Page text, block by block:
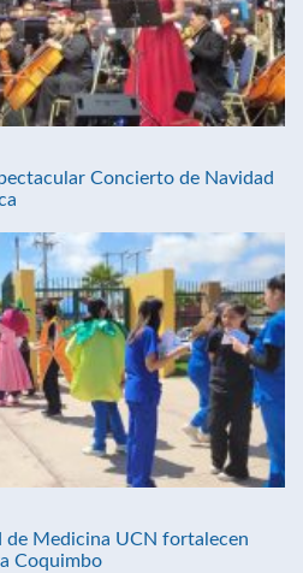
Concierto de Navidad
de Medicina UCN fortalecen
Coquimbo